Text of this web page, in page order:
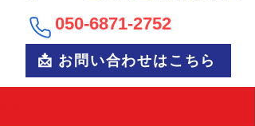
050-6871-2752
📩 お問い合わせはこちら